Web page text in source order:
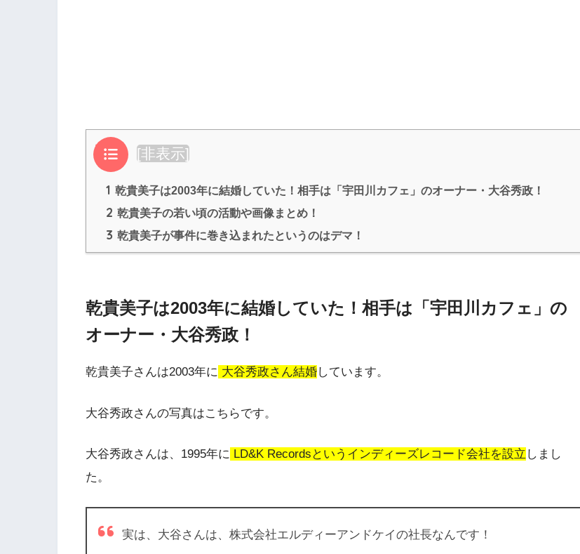
目次 [非表示]
1 乾貴美子は2003年に結婚していた！相手は「宇田川カフェ」のオーナー・大谷秀政！
2 乾貴美子の若い頃の活動や画像まとめ！
3 乾貴美子が事件に巻き込まれたというのはデマ！
乾貴美子は2003年に結婚していた！相手は「宇田川カフェ」の
オーナー・大谷秀政！
乾貴美子さんは2003年に 大谷秀政さん結婚しています。
大谷秀政さんの写真はこちらです。
大谷秀政さんは、1995年に LD&K Recordsというインディーズレコード会社を設立 しまし
た。
実は、大谷さんは、株式会社エルディーアンドケイの社長なんです！